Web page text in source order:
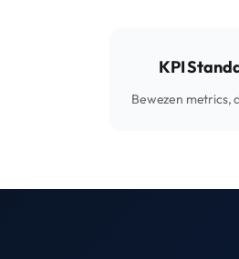
KPI
Bewezen metrics,